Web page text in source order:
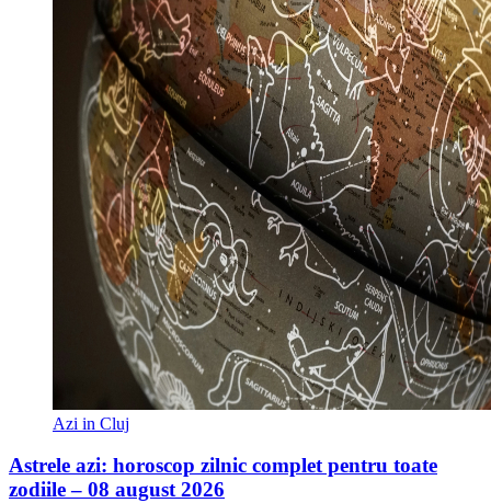
Azi in Cluj
Astrele azi: horoscop zilnic complet pentru toate
zodiile – 08 august 2026